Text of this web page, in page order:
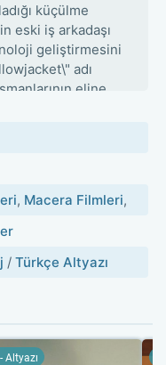
küçülme
eski iş arkadaşı
geliştirmesini
adı
eline
Ant-Man olarak
ekibiyle
Scott'ın hem bir
olma yolundaki
bir bağ sunar.
, Macera Filmleri,
/ Türkçe Altyazı
Altyazı